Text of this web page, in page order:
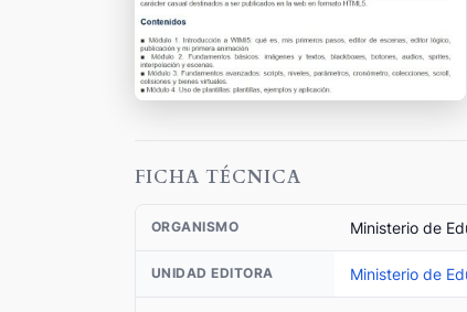
FICHA TÉCNICA
ORGANISMO Ministerio de
UNIDAD EDITORA Ministerio de